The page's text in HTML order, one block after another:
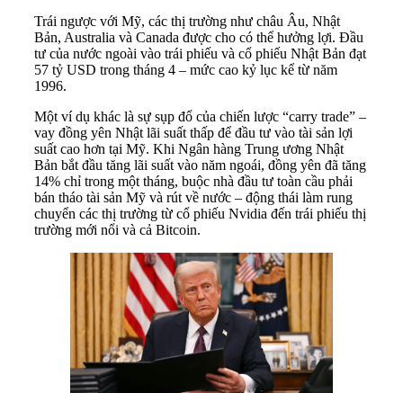
Trái ngược với Mỹ, các thị trường như châu Âu, Nhật
Bản, Australia và Canada được cho có thể hưởng lợi. Đầu
tư của nước ngoài vào trái phiếu và cổ phiếu Nhật Bản đạt
57 tỷ USD trong tháng 4 – mức cao kỷ lục kể từ năm
1996.
Một ví dụ khác là sự sụp đổ của chiến lược “carry trade” –
vay đồng yên Nhật lãi suất thấp để đầu tư vào tài sản lợi
suất cao hơn tại Mỹ. Khi Ngân hàng Trung ương Nhật
Bản bắt đầu tăng lãi suất vào năm ngoái, đồng yên đã tăng
14% chỉ trong một tháng, buộc nhà đầu tư toàn cầu phải
bán tháo tài sản Mỹ và rút về nước – động thái làm rung
chuyển các thị trường từ cổ phiếu Nvidia đến trái phiếu thị
trường mới nổi và cả Bitcoin.